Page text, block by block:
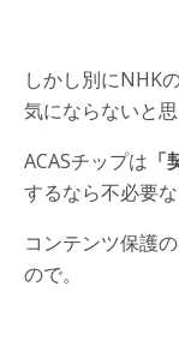
しかし別にNHK
気にならないと
ACASチップは
するなら不必要な
コンテンツ保護
ので。